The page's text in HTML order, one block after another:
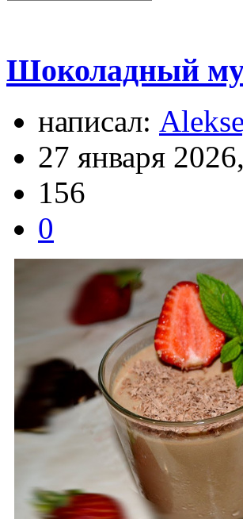
Шоколадный
написал:
27 января
156
0